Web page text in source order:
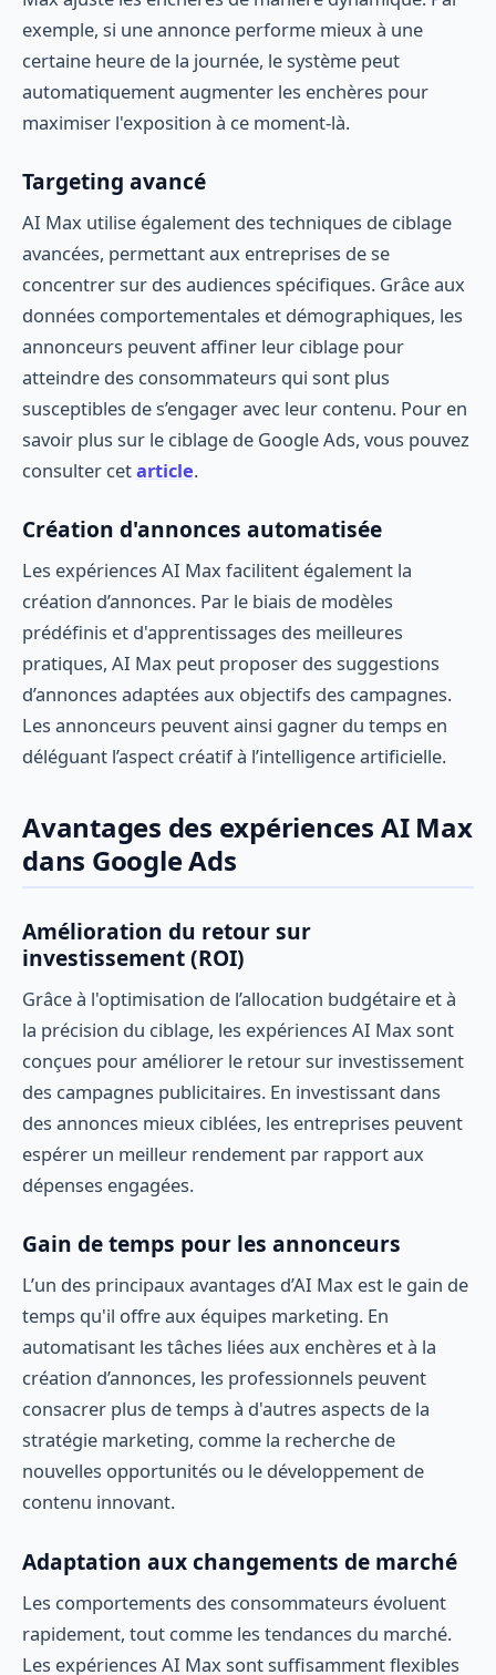
exemple, si une annonce performe mieux à une
certaine heure de la journée, le système peut
automatiquement augmenter les enchères pour
maximiser l'exposition à ce moment-là.
Targeting avancé
AI Max utilise également des techniques de ciblage
avancées, permettant aux entreprises de se
concentrer sur des audiences spécifiques. Grâce aux
données comportementales et démographiques, les
annonceurs peuvent affiner leur ciblage pour
atteindre des consommateurs qui sont plus
susceptibles de s’engager avec leur contenu. Pour en
savoir plus sur le ciblage de Google Ads, vous pouvez
consulter cetarticle.
Création d'annonces automatisée
Les expériences AI Max facilitent également la
création d’annonces. Par le biais de modèles
prédéfinis et d'apprentissages des meilleures
pratiques, AI Max peut proposer des suggestions
d’annonces adaptées aux objectifs des campagnes.
Les annonceurs peuvent ainsi gagner du temps en
déléguant l’aspect créatif à l’intelligence artificielle.
Avantages des expériences AI Max
dans Google Ads
Amélioration du retour sur
investissement (ROI)
Grâce à l'optimisation de l’allocation budgétaire et à
la précision du ciblage, les expériences AI Max sont
conçues pour améliorer le retour sur investissement
des campagnes publicitaires. En investissant dans
des annonces mieux ciblées, les entreprises peuvent
espérer un meilleur rendement par rapport aux
dépenses engagées.
Gain de temps pour les annonceurs
L’un des principaux avantages d’AI Max est le gain de
temps qu'il offre aux équipes marketing. En
automatisant les tâches liées aux enchères et à la
création d’annonces, les professionnels peuvent
consacrer plus de temps à d'autres aspects de la
stratégie marketing, comme la recherche de
nouvelles opportunités ou le développement de
contenu innovant.
Adaptation aux changements de marché
Les comportements des consommateurs évoluent
rapidement, tout comme les tendances du marché.
Les expériences AI Max sont suffisamment flexibles